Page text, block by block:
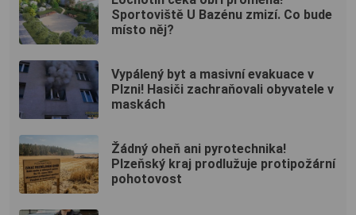
Sportoviště U Bazénu zmizí. Co bude
místo něj?
Vypálený byt a masivní evakuace v
Plzni! Hasiči zachraňovali obyvatele v
maskách
Žádný oheň ani pyrotechnika!
Plzeňský kraj prodlužuje protipožární
pohotovost